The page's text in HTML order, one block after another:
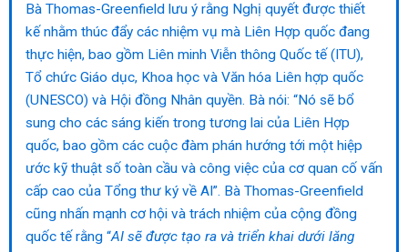
Bà Thomas-Greenfield lưu ý rằng Nghị quyết được thiết
kế nhằm thúc đẩy các nhiệm vụ mà Liên Hợp quốc đang
thực hiện, bao gồm Liên minh Viễn thông Quốc tế (ITU),
Tổ chức Giáo dục, Khoa học và Văn hóa Liên hợp quốc
(UNESCO) và Hội đồng Nhân quyền. Bà nói: “Nó sẽ bổ
sung cho các sáng kiến ​​trong tương lai của Liên Hợp
quốc, bao gồm các cuộc đàm phán hướng tới một hiệp
ước kỹ thuật số toàn cầu và công việc của cơ quan cố vấn
cấp cao của Tổng thư ký về AI”. Bà Thomas-Greenfield
cũng nhấn mạnh cơ hội và trách nhiệm của cộng đồng
quốc tế rằng “AI sẽ được tạo ra và triển khai dưới lăng